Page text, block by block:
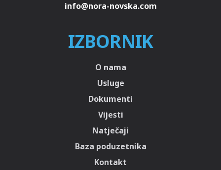
IZBORNIK
O nama
Usluge
Dokumenti
Vijesti
Natječaji
Baza poduzetnika
Kontakt